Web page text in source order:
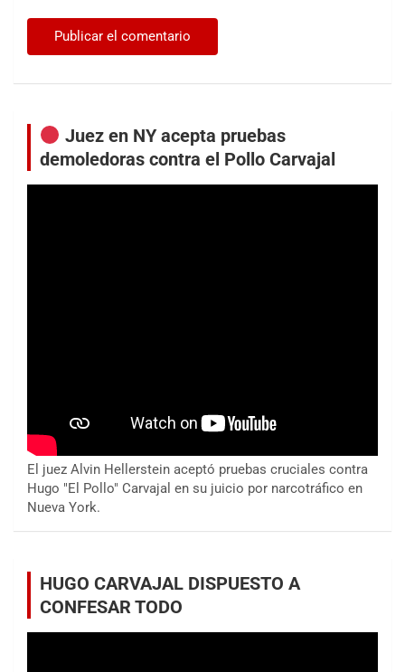
Juez en NY acepta pruebas
demoledoras contra el Pollo Carvajal
El juez Alvin Hellerstein aceptó pruebas cruciales contra
Hugo "El Pollo" Carvajal en su juicio por narcotráfico en
Nueva York.
HUGO CARVAJAL DISPUESTO A
CONFESAR TODO